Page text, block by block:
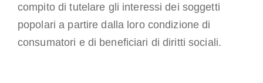
compito di tutelare gli interessi dei soggetti
popolari a partire dalla loro condizione di
consumatori e di beneficiari di diritti sociali.